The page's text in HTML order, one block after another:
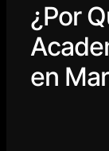
¿Por
en